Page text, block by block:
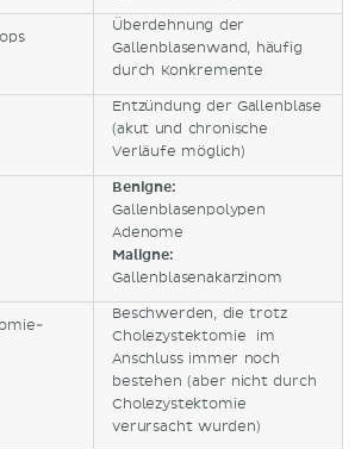
Überdehnung der
Gallenblasenwand, häufig
durch Konkremente
Entzündung der Gallenblase
(akut und chronische
Verläufe möglich)
Benigne:
Gallenblasenpolypen
Adenome
Maligne:
Gallenblasenakarzinom
Beschwerden, die trotz
Cholezystektomie im
Anschluss immer noch
bestehen (aber nicht durch
Cholezystektomie
verursacht wurden)